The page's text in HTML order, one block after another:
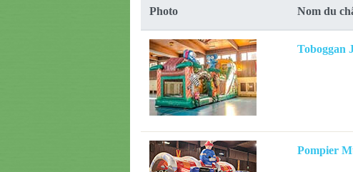
Photo Nom du
Toboggan
Pompier